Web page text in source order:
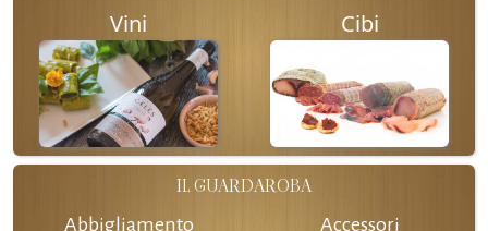
Vini Cibi
IL GUARDAROBA
Abbigliamento Accessori